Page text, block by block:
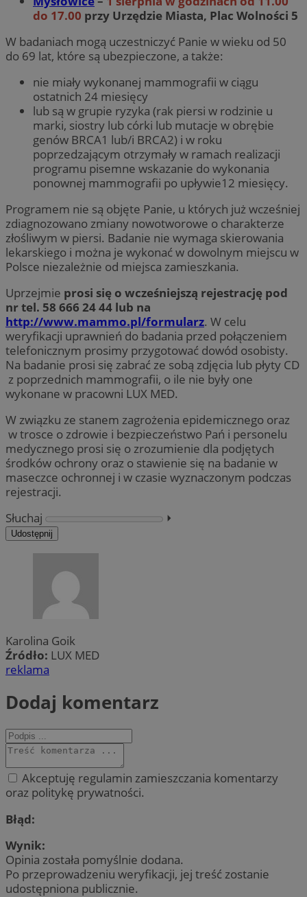
do 17.00 przy Urzędzie Miasta, Plac Wolności 5
W badaniach mogą uczestniczyć Panie w wieku od 50
do 69 lat, które są ubezpieczone, a także:
nie miały wykonanej mammografii w ciągu
ostatnich 24 miesięcy
lub są w grupie ryzyka (rak piersi w rodzinie u
marki, siostry lub córki lub mutacje w obrębie
genów BRCA1 lub/i BRCA2) i w roku
poprzedzającym otrzymały w ramach realizacji
programu pisemne wskazanie do wykonania
ponownej mammografii po upływie12 miesięcy.
Programem nie są objęte Panie, u których już wcześniej
zdiagnozowano zmiany nowotworowe o charakterze
złośliwym w piersi. Badanie nie wymaga skierowania
lekarskiego i można je wykonać w dowolnym miejscu w
Polsce niezależnie od miejsca zamieszkania.
Uprzejmie prosi się o wcześniejszą rejestrację pod
nr tel. 58 666 24 44 lub na
http://www.mammo.pl/formularz. W celu
weryfikacji uprawnień do badania przed połączeniem
telefonicznym prosimy przygotować dowód osobisty.
Na badanie prosi się zabrać ze sobą zdjęcia lub płyty CD
z poprzednich mammografii, o ile nie były one
wykonane w pracowni LUX MED.
W związku ze stanem zagrożenia epidemicznego oraz
w trosce o zdrowie i bezpieczeństwo Pań i personelu
medycznego prosi się o zrozumienie dla podjętych
środków ochrony oraz o stawienie się na badanie w
maseczce ochronnej i w czasie wyznaczonym podczas
rejestracji.
Słuchaj
⏵︎
Udostępnij
Karolina Goik
Źródło: LUX MED
reklama
Dodaj komentarz
Akceptuję regulamin zamieszczania komentarzy
oraz politykę prywatności.
Błąd:
Wynik:
Opinia została pomyślnie dodana.
Po przeprowadzeniu weryfikacji, jej treść zostanie
udostępniona publicznie.